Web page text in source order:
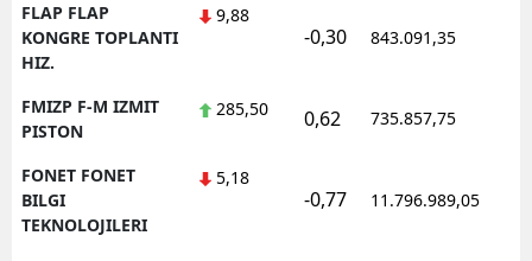
FLAP FLAP
KONGRE TOPLANTI
HIZ.
9,88
-0,30 843.091,35
FMIZP F-M IZMIT
PISTON
285,50 0,62 735.857,75
FONET FONET
BILGI
TEKNOLOJILERI
5,18
-0,77 11.796.989,05